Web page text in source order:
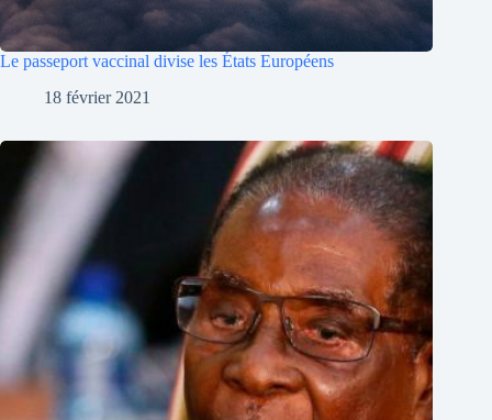
Le passeport vaccinal divise les États Européens
18 février 2021